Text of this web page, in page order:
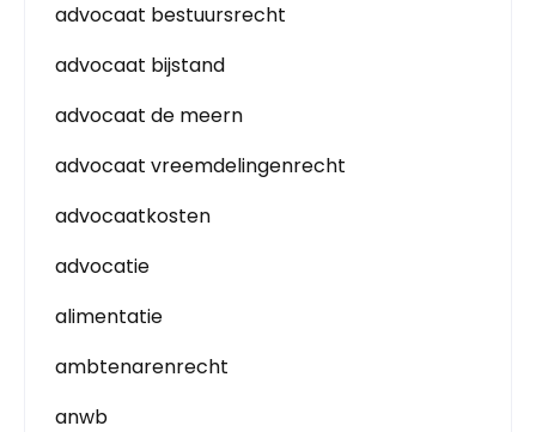
advocaat bestuursrecht
advocaat bijstand
advocaat de meern
advocaat vreemdelingenrecht
advocaatkosten
advocatie
alimentatie
ambtenarenrecht
anwb